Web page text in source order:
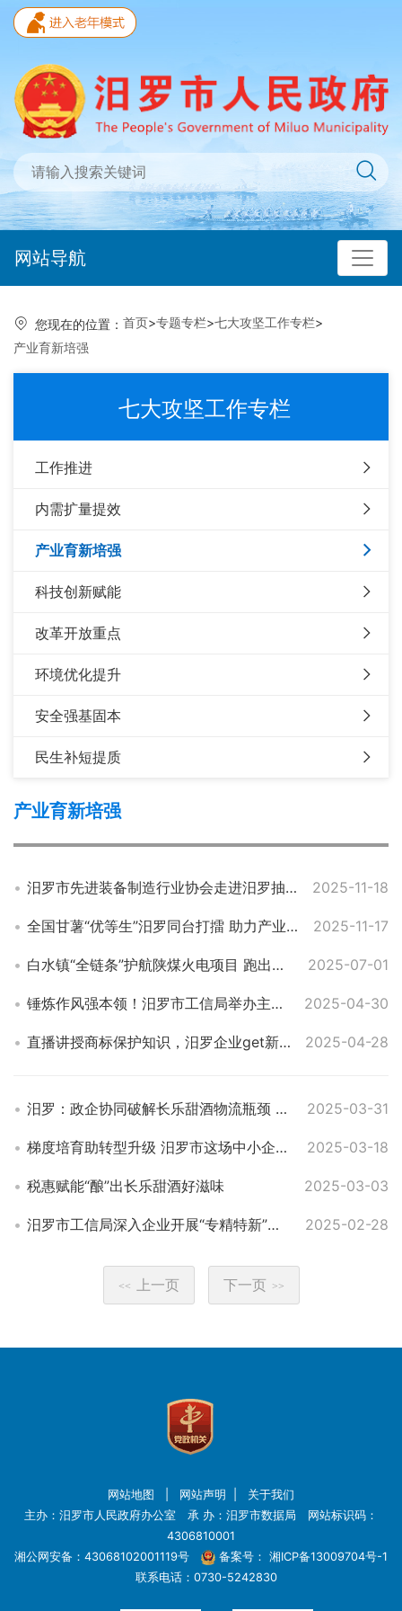
网站导航
您现在的位置： 首页>专题专栏>七大攻坚工作专栏>
产业育新培强
七大攻坚工作专栏
工作推进
内需扩量提效
产业育新培强
科技创新赋能
改革开放重点
环境优化提升
安全强基固本
民生补短提质
产业育新培强
汨罗市先进装备制造行业协会走进汨罗抽水蓄能电站项目开展供需对接活动 2025-11-18
全国甘薯“优等生”汨罗同台打擂 助力产业升级 2025-11-17
白水镇“全链条”护航陕煤火电项目 跑出建设“加速度” 2025-07-01
锤炼作风强本领！汨罗市工信局举办主题演讲比赛 2025-04-30
直播讲授商标保护知识，汨罗企业get新技能 2025-04-28
汨罗：政企协同破解长乐甜酒物流瓶颈 推动产业“走出去” 2025-03-31
梯度培育助转型升级 汨罗市这场中小企业梯度培训会干货满满 2025-03-18
税惠赋能“酿”出长乐甜酒好滋味 2025-03-03
汨罗市工信局深入企业开展“专精特新”育苗行动 2025-02-28
<< 上一页 下一页 >>
网站地图 网站声明
关于我们
主办：汨罗市人民政府办公室 承 办：汨罗市数据局 网站标识码：
4306810001
湘公网安备：43068102001119号
备案号： 湘ICP备13009704号-1
联系电话：0730-5242830